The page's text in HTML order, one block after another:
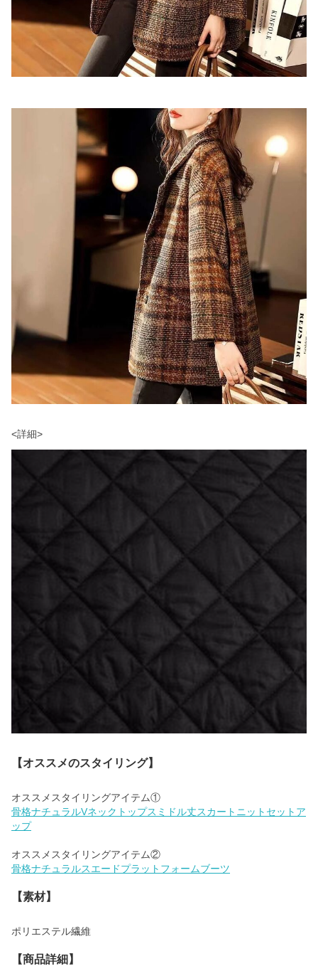
【オススメのスタイリング】
骨格ナチュラルVネックトップスミドル丈スカートニットセットア
ップ
骨格ナチュラルスエードプラットフォームブーツ
【素材】
ポリエステル繊維
【商品詳細】